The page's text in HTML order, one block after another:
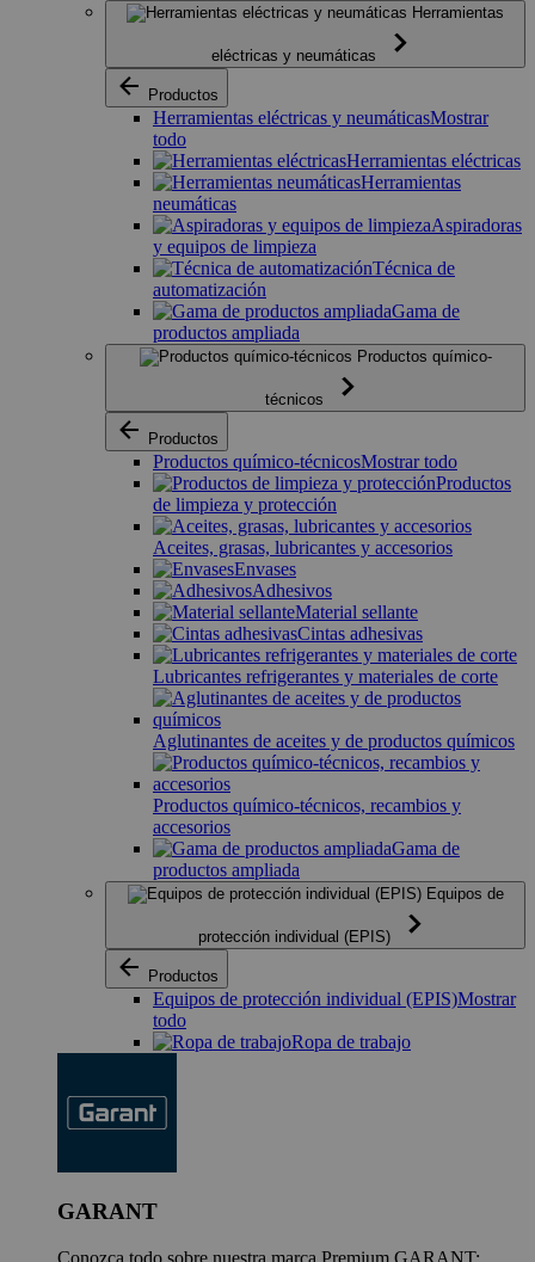
Herramientas
eléctricas y neumáticas
Productos
Herramientas eléctricas y neumáticasMostrar
todo
Herramientas eléctricas
Herramientas
neumáticas
Aspiradoras
y equipos de limpieza
Técnica de
automatización
Gama de
productos ampliada
Productos químico-
técnicos
Productos
Productos químico-técnicosMostrar todo
Productos
de limpieza y protección
Aceites, grasas, lubricantes y accesorios
Envases
Adhesivos
Material sellante
Cintas adhesivas
Lubricantes refrigerantes y materiales de corte
Aglutinantes de aceites y de productos químicos
Productos químico-técnicos, recambios y
accesorios
Gama de
productos ampliada
Equipos de
protección individual (EPIS)
Productos
Equipos de protección individual (EPIS)Mostrar
todo
Ropa de trabajo
GARANT